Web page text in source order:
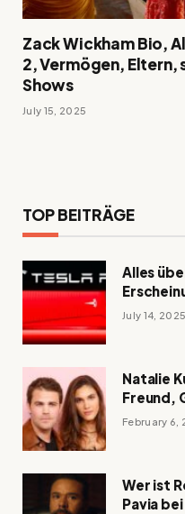
Zack Wickham Bio,
2, Vermögen, Eltern,
Shows
July 15, 2025
TOP BEITRÄGE
Alles
July 14, 2025
Natalie
Freund,
und mehr
February 6,
Wer ist
Pavia